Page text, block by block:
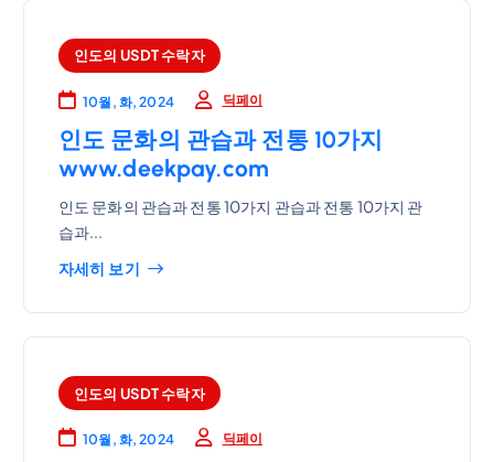
인도의 USDT 수락자
10월, 화, 2024 딕페이
인도 문화의 관습과 전통 10가지
www.deekpay.com
인도 문화의 관습과 전통 10가지 관습과 전통 10가지 관
습과...
자세히 보기
인도의 USDT 수락자
10월, 화, 2024 딕페이